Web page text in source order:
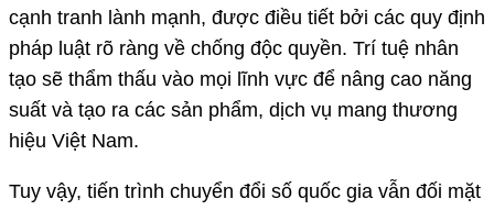
cạnh tranh lành mạnh, được điều tiết bởi các quy định
pháp luật rõ ràng về chống độc quyền. Trí tuệ nhân
tạo sẽ thẩm thấu vào mọi lĩnh vực để nâng cao năng
suất và tạo ra các sản phẩm, dịch vụ mang thương
hiệu Việt Nam.
Tuy vậy, tiến trình chuyển đổi số quốc gia vẫn đối mặt